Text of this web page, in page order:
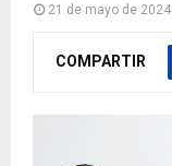
21 de mayo de 2024
COMPARTIR